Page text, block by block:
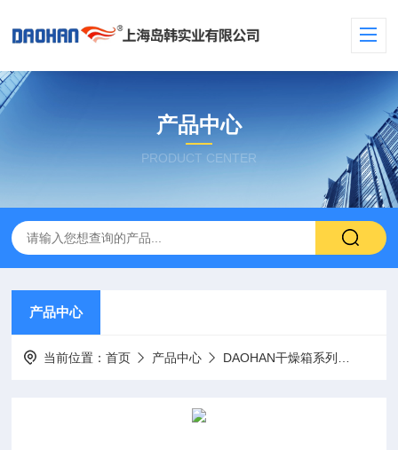
产品中心
PRODUCT CENTER
产品中心
当前位置：首页 产品中心 DAOHAN干燥箱系列